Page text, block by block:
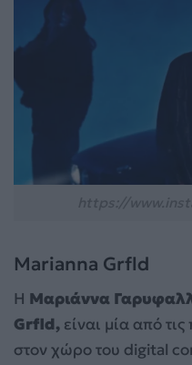
Marianna Grfld
Η Μαριάννα
Grfld, είναι μία από
στον χώρο του digital